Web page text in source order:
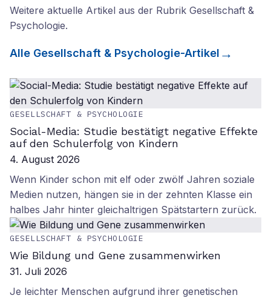
Weitere aktuelle Artikel aus der Rubrik Gesellschaft &
Psychologie.
Alle Gesellschaft & Psychologie-Artikel
GESELLSCHAFT & PSYCHOLOGIE
Social-Media: Studie bestätigt negative Effekte
auf den Schulerfolg von Kindern
4. August 2026
Wenn Kinder schon mit elf oder zwölf Jahren soziale
Medien nutzen, hängen sie in der zehnten Klasse ein
halbes Jahr hinter gleichaltrigen Spätstartern zurück.
GESELLSCHAFT & PSYCHOLOGIE
Wie Bildung und Gene zusammenwirken
31. Juli 2026
Je leichter Menschen aufgrund ihrer genetischen